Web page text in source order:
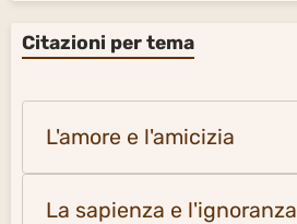
Citazioni per tema
L'amore e l'amicizia
La sapienza e l'ignoranza